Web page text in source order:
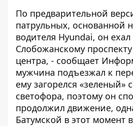
По предварительной
патрульных, основанной
водителя Hyundai, он ехал
Слобожанскому
центра, - сообщает
мужчина подъезжал к
ему загорелся «зеленый»
светофора, поэтому он
продолжил движение,
Батумской в этот момент